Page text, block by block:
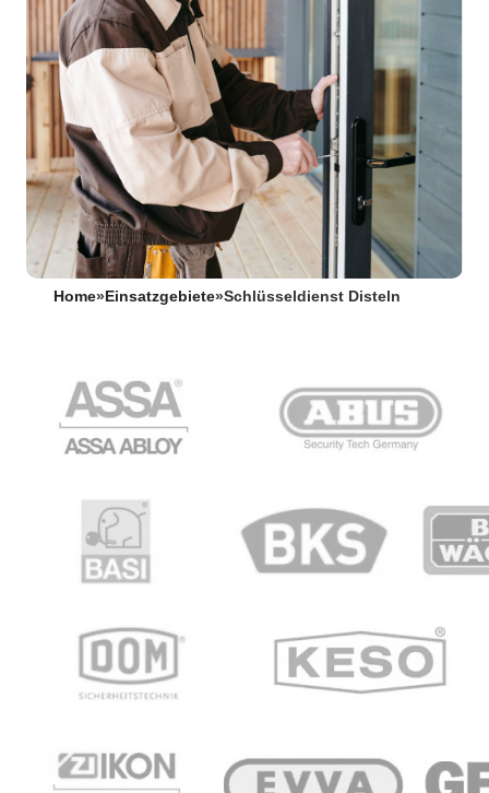
Home» Einsatzgebiete»Schlüsseldienst Disteln